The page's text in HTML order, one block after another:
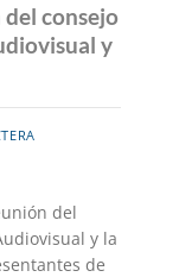
consejo
y
del
y la
de